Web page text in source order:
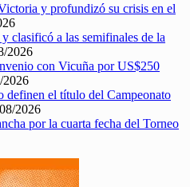
y profundizó su crisis en el
clasificó a las semifinales de la
2026
con Vicuña por US$250
2026
el título del Campeonato
2026
por la cuarta fecha del Torneo